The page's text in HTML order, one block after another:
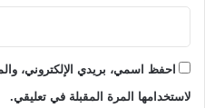
احفظ اسمي، بريدي الإلكتروني،
لاستخدامها المرة المقبلة في تعليقي.